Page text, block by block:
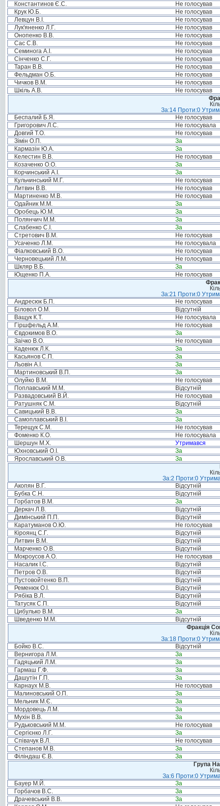
Константинов Є.С.
Не голосував
Крук Ю.Б.
Не голосував
Левцун В.І.
Не голосував
Лук'яненко Л.Г.
Не голосував
Онопенко В.В.
Не голосував
Сас С.В.
Не голосував
Семинога А.І.
Не голосував
Сінченко С.Г.
Не голосував
Таран В.В.
Не голосував
Фельдман О.Б.
Не голосував
Чичков В.М.
Не голосував
Шкіль А.В.
Не голосував
За:14 Проти:0
Беспалий Б.Я.
Не голосував
Григорович Л.С.
Не голосувала
Довгий Т.О.
Не голосував
Зімін О.П.
За
Кармазін Ю.А.
За
Келестин В.В.
Не голосував
Козаченко О.О.
За
Корчинський А.І.
За
Кульчинський М.Г.
Не голосував
Литвин В.В.
Не голосував
Мартиненко М.В.
Не голосував
Одайник М.М.
За
Оробець Ю.М.
За
Полянчич М.М.
За
Слабенко С.І.
За
Стретович В.М.
Не голосував
Усаченко Л.М.
Не голосувала
Фіалковський В.О.
Не голосував
Черновецький Л.М.
Не голосував
Шкляр В.Б.
За
Ющенко П.А.
Не голосував
За:21 Проти:0
Андресюк Б.П.
Не голосував
Біловол О.М.
Відсутній
Ващук К.Т.
Не голосувала
Гіршфельд А.М.
Не голосував
Євдокимов В.О.
За
Заічко В.О.
Не голосував
Каденюк Л.К.
За
Касьянов С.П.
За
Льовін А.І.
За
Мартиновський В.П.
За
Олуйко В.М.
Не голосував
Поплавський М.М.
Відсутній
Развадовський В.Й.
Не голосував
Ратушняк С.М.
Відсутній
Савицький В.В.
За
Самоплавський В.І.
За
Терещук С.М.
Не голосував
Фоменко К.О.
Не голосувала
Шершун М.Х.
Утримався
Юхновський О.І.
За
Ярославський О.В.
За
За:2 Проти:0
Акопян В.Г.
Відсутній
Бубка С.Н.
Відсутній
Горбатов В.М.
За
Деркач Л.В.
Відсутній
Димінський П.П.
Відсутній
Каратуманов О.Ю.
Не голосував
Кіроянц С.Г.
Відсутній
Литвин В.М.
Відсутній
Марченко О.В.
Відсутній
Мокроусов А.О.
Не голосував
Насалик І.С.
Відсутній
Петров О.В.
Відсутній
Пустовойтенко В.П.
Відсутній
Ременюк О.І.
Відсутній
Рябіка В.Л.
Відсутній
Татусяк С.П.
Відсутній
Цибулько В.М.
За
Шведенко М.М.
Відсутній
Фракція
За:18 Проти:0
Бойко В.С.
Відсутній
Вернигора Л.М.
За
Гадяцький Л.М.
За
Гармаш Г.Ф.
За
Дашутін Г.П.
За
Карнаух М.В.
Не голосував
Малиновський О.П.
За
Мельник М.Є.
За
Мордовець Л.М.
За
Мухін В.В.
За
Рудьковський М.М.
Не голосував
Сергієнко Л.Г.
За
Співачук В.Л.
Не голосував
Степанов М.В.
За
Філіндаш Є.В.
За
Група
За:6 Проти:0
Бауер М.Й.
За
Горбачов В.С.
За
Драчевський В.В.
За